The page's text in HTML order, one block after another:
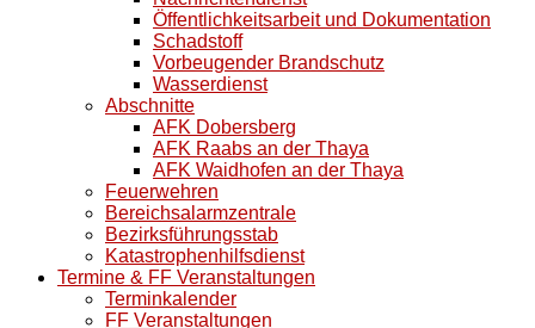
Öffentlichkeitsarbeit und Dokumentation
Schadstoff
Vorbeugender Brandschutz
Wasserdienst
Abschnitte
AFK Dobersberg
AFK Raabs an der Thaya
AFK Waidhofen an der Thaya
Feuerwehren
Bereichsalarmzentrale
Bezirksführungsstab
Katastrophenhilfsdienst
Termine & FF Veranstaltungen
Terminkalender
FF Veranstaltungen